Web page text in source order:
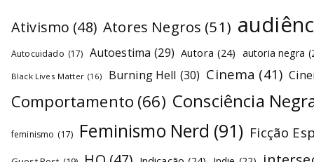
Ativismo (48) Atores Negros (51)
Autocuidado (17) Autoestima (29) Autora (24) autoria negra
Black Lives Matter (16) Burning Hell (30) Cinema (41)
Comportamento (66) Consciência
feminismo (17) Feminismo Nerd (91) Ficção